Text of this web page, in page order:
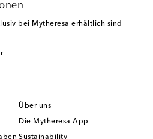
bei Mytheresa erhältlich sind
Über uns
Die Mytheresa App
Sustainability